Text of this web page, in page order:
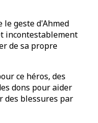
le geste d'Ahmed
incontestablement
de sa propre
ce héros, des
dons pour aider
des blessures par